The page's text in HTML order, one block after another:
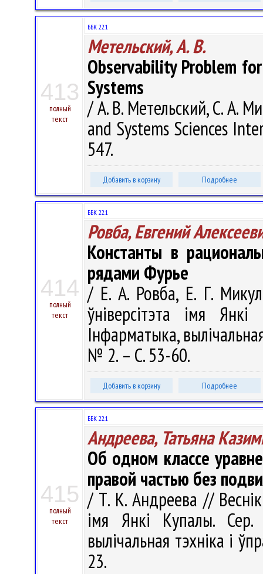
413
полный
текст
ББК 22.1
Метельский, А. В.
Observability Problem
Systems
/ А. В. Метельский, С. А.
and Systems Sciences
547.
Добавить в корзину Подробнее
414
полный
текст
ББК 22.1
Ровба, Евгений
Константы в
рядами Фурье
/ Е. А. Ровба, Е. Г.
ўніверсітэта імя
Інфарматыка,
№ 2. – С. 53-60.
Добавить в корзину Подробнее
415
полный
текст
ББК 22.1
Андреева, Татьяна
Об одном классе
правой частью без
/ Т. К. Андреева // Веснік
імя Янкі Купалы. Сер.
вылічальная тэхніка і
23.